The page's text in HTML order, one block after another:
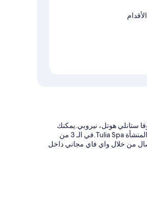
ستانلي هوتل، نيروبي.يمكنك
الاستمتاع بجلسات للعناية بالوجه، وأقنعة تجميلية للجسم، وجلسات تدليك سويدي في السبا الموجودة في المنشأة Tulia Spa.في الـ 3 من
من خلال واي فاي مجاني داخل